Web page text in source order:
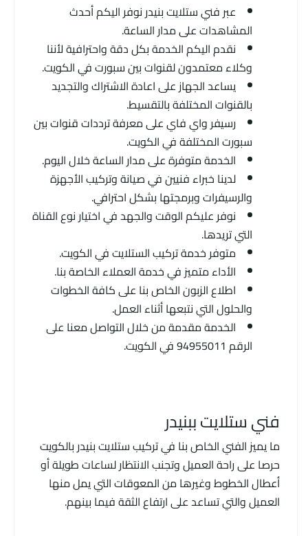
عبر فني ستلايت بنيدر نوفر اليكم أحدث
المشاهدات على مدار الساعة.
نقدم اليكم الخدمة بكل دقة واحترافية لأننا
وكلاء معتمدون لقنوات بين سبورت في الكويت.
يساعد الجهاز على اعادة الاشتراك والتجديد
بالقنوات المختلفة بالتقسيط.
رسيفر واي فاي على معرفة ترددات قنوات بين
سبورت المختلفة في الكويت.
الخدمة متوفرة على مدار الساعة خلال اليوم.
لدينا خبراء فنيين في صيانة وتركيب الأجهزة
والرسيفرات وبرمجتها بشكل احترافي.
نوفر عليكم الوقت والجهد في اختيار نوع القناة
التي تريدها.
متوفر خدمة تركيب الستلايت في الكويت.
الأداء متميز في خدمة العملاء الخاصة بنا.
اطلاع الزبون الخاص بنا على كافة الخطوات
والحلول التي نتبعها أثناء العمل.
الخدمة مقدمة من خلال التواصل معنا على
الرقم 94955011 في الكويت.
فني ستلايت ببنيدر
ما يميز الفني الخاص بنا في تركيب ستلايت بنيدر بالكويت
حرصا على راحة العميل وتجنب الانتظار لساعات طويلة أو
أعطال الخطوط وغيرها من المعوقات التي يمل منها
العميل والتي تساعد على ارتفاع الثقة فيما بينهم.